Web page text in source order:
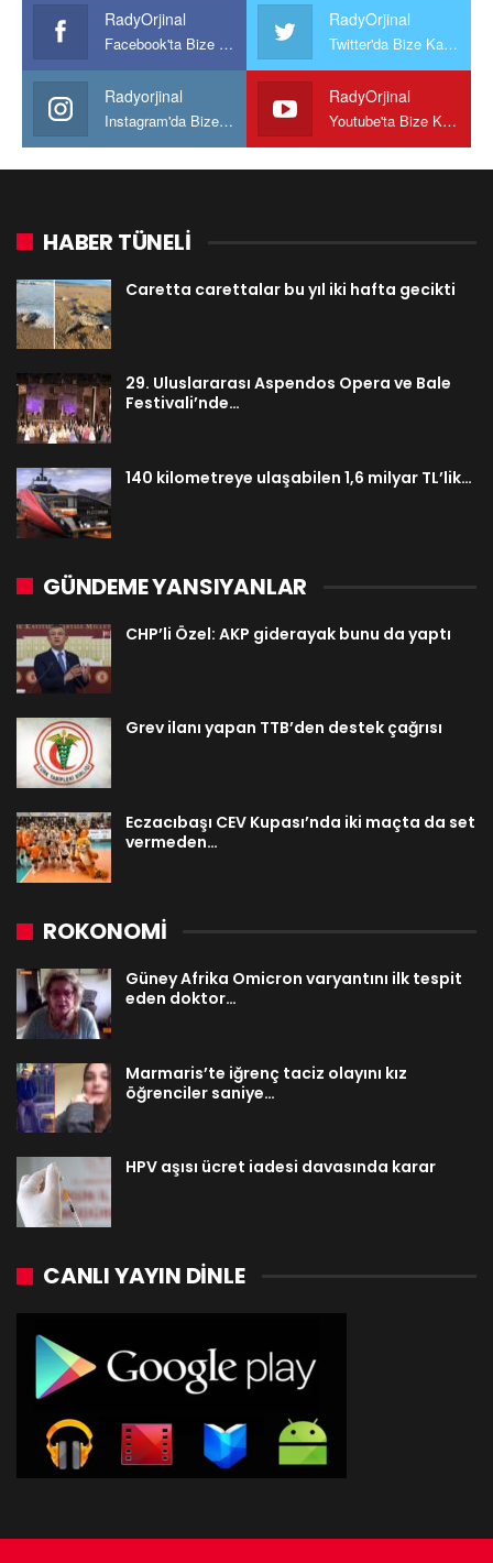
RadyOrjinal
Facebook'ta Bize Katılın
RadyOrjinal
Twitter'da Bize Katılın
Radyorjinal
Instagram'da Bize katılın
RadyOrjinal
Youtube'ta Bize Katılın
HABER TÜNELİ
Caretta carettalar bu yıl iki hafta gecikti
29. Uluslararası Aspendos Opera ve Bale
Festivali’nde…
140 kilometreye ulaşabilen 1,6 milyar TL’lik…
GÜNDEME YANSIYANLAR
CHP’li Özel: AKP giderayak bunu da yaptı
Grev ilanı yapan TTB’den destek çağrısı
Eczacıbaşı CEV Kupası’nda iki maçta da set
vermeden…
ROKONOMİ
Güney Afrika Omicron varyantını ilk tespit
eden doktor…
Marmaris’te iğrenç taciz olayını kız
öğrenciler saniye…
HPV aşısı ücret iadesi davasında karar
CANLI YAYIN DINLE